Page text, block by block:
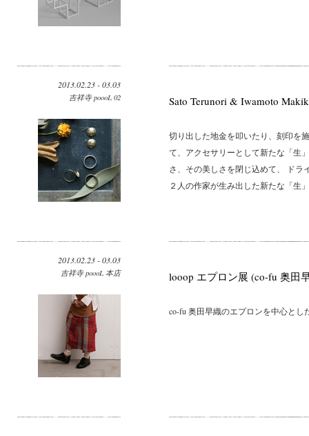
2013.02.23 - 03.03
吉祥寺 poooL 02 Sato Terunori & Iwamoto
切り出した地金を叩いたり、刻印を
て、アクセサリーとして新たな「生
さ、その美しさを閉じ込めて、 ドラ
２人の作家が生み出した新たな「生
2013.02.23 - 03.03
吉祥寺 poooL 本店 looop エプロン展 (co-fu 奥田
co-fu 奥田早織のエプロンを中心とし